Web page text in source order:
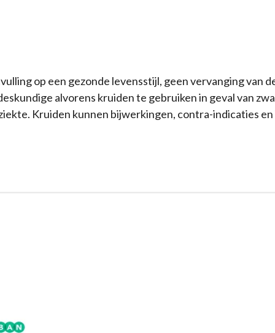
op een gezonde levensstijl, geen vervanging van
alvorens kruiden te gebruiken in geval van
Kruiden kunnen bijwerkingen, contra-indicaties